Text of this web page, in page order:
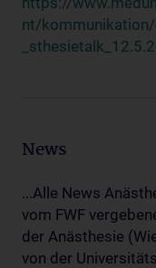
nt/kommunikation/
News
...Alle News
vom FWF
der Anästhesie
von der